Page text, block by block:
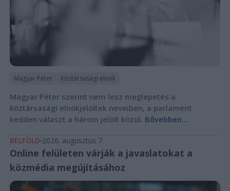
Magyar Péter Köztársasági elnök
Magyar Péter szerint nem lesz meglepetés a
köztársasági elnökjelöltek neveiben, a parlament
kedden választ a három jelölt közül. Bővebben...
BELFÖLD 2026. augusztus 7.
Online felületen várják a javaslatokat a
közmédia megújításához